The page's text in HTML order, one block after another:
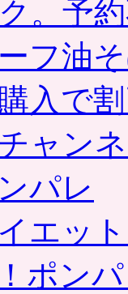
。予
フ油
入で
チャン
パレ
エッ
ポン